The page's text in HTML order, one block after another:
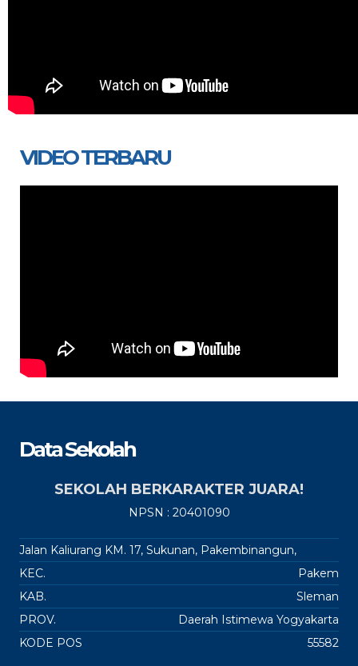
VIDEO TERBARU
Data Sekolah
SEKOLAH BERKARAKTER JUARA!
NPSN : 20401090
Jalan Kaliurang KM. 17, Sukunan, Pakembinangun,
KEC.
Pakem
KAB.
Sleman
PROV.
Daerah Istimewa Yogyakarta
KODE POS
55582